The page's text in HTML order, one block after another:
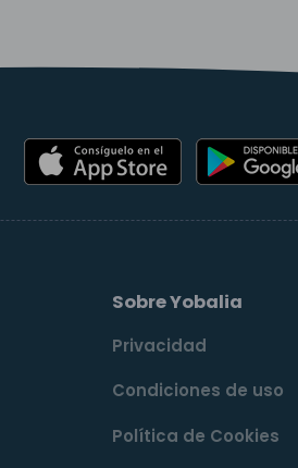
Sobre Yobalia
Privacidad
Condiciones de uso
Política de Cookies